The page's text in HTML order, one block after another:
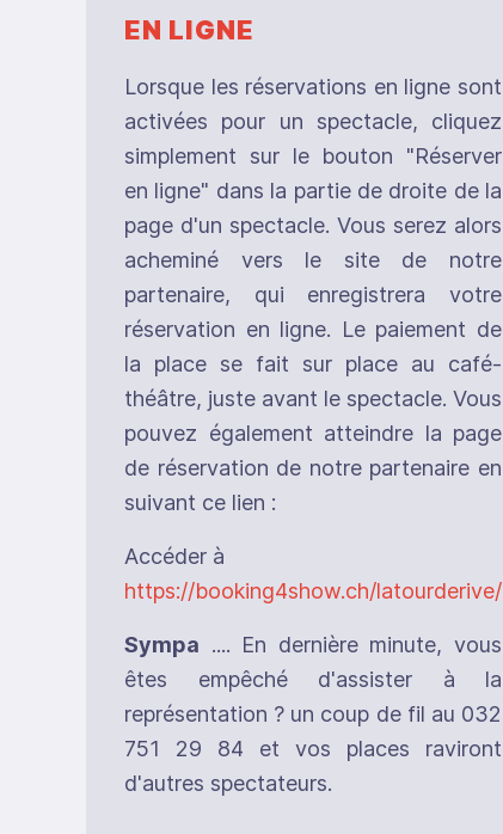
EN LIGNE
Lorsque les réservations en ligne sont
activées pour un spectacle, cliquez
simplement sur le bouton "Réserver
en ligne" dans la partie de droite de la
page d'un spectacle. Vous serez alors
acheminé vers le site de notre
partenaire, qui enregistrera votre
réservation en ligne. Le paiement de
la place se fait sur place au café-
théâtre, juste avant le spectacle. Vous
pouvez également atteindre la page
de réservation de notre partenaire en
suivant ce lien :
Accéder à
https://booking4show.ch/latourderive/
Sympa .... En dernière minute, vous
êtes empêché d'assister à la
représentation ? un coup de fil au 032
751 29 84 et vos places raviront
d'autres spectateurs.